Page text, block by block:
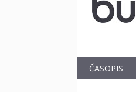
ČASOPIS